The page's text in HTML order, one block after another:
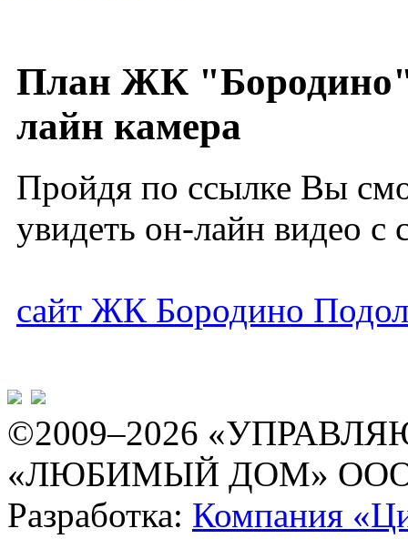
План ЖК
лайн камера
Пройдя по ссылке Вы
увидеть он-лайн видео с
сайт ЖК Бородино
©2009–2026
«ЛЮБИМЫЙ ДОМ»
Разработка: Компания